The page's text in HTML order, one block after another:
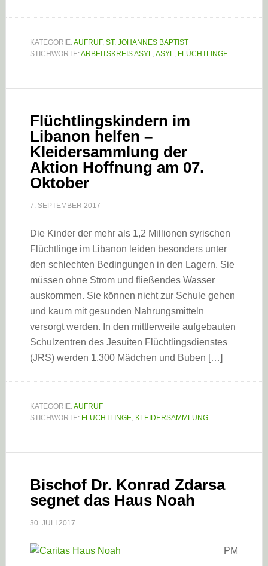
KATEGORIE:AUFRUF, ST. JOHANNES BAPTIST
STICHWORTE:ARBEITSKREIS ASYL,ASYL, FLÜCHTLINGE
Flüchtlingskindern im
Libanon helfen –
Kleidersammlung der
Aktion Hoffnung am 07.
Oktober
7. SEPTEMBER 2017
Die Kinder der mehr als 1,2 Millionen syrischen
Flüchtlinge im Libanon leiden besonders unter
den schlechten Bedingungen in den Lagern. Sie
müssen ohne Strom und fließendes Wasser
auskommen. Sie können nicht zur Schule gehen
und kaum mit gesunden Nahrungsmitteln
versorgt werden. In den mittlerweile aufgebauten
Schulzentren des Jesuiten Flüchtlingsdienstes
(JRS) werden 1.300 Mädchen und Buben […]
KATEGORIE:AUFRUF
STICHWORTE: FLÜCHTLINGE, KLEIDERSAMMLUNG
Bischof Dr. Konrad Zdarsa
segnet das Haus Noah
30. JULI 2017
PM